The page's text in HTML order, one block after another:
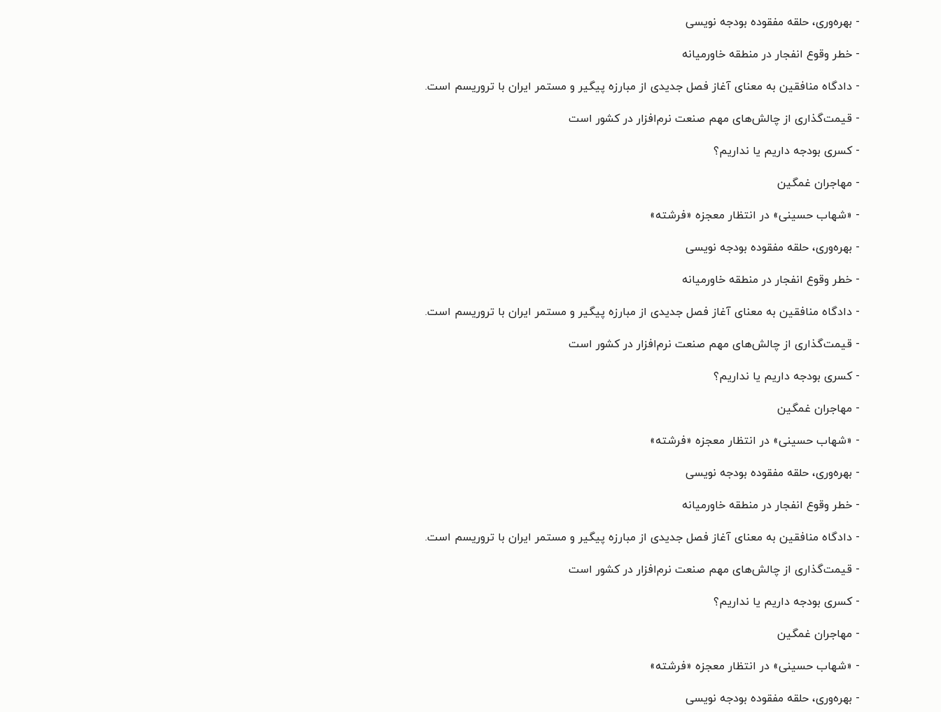
- بهره‌وری، حلقه مفقوده بودجه نویسی
- خطر وقوع انفجار در منطقه خاورمیانه
- دادگاه منافقین به معنای آغاز فصل جدیدی از مبارزه پیگیر و مستمر ایران با تروریسم است.
- قیمت‌گذاری از چالش‌های مهم صنعت نرم‌افزار در کشور است
- کسری بودجه داریم یا نداریم؟
- مهاجران غمگین
- «شهاب حسینی» در انتظار معجزه «فرشته»
- بهره‌وری، حلقه مفقوده بودجه نویسی
- خطر وقوع انفجار در منطقه خاورمیانه
- دادگاه منافقین به معنای آغاز فصل جدیدی از مبارزه پیگیر و مستمر ایران با تروریسم است.
- قیمت‌گذاری از چالش‌های مهم صنعت نرم‌افزار در کشور است
- کسری بودجه داریم یا نداریم؟
- مهاجران غمگین
- «شهاب حسینی» در انتظار معجزه «فرشته»
- بهره‌وری، حلقه مفقوده بودجه نویسی
- خطر وقوع انفجار در منطقه خاورمیانه
- دادگاه منافقین به معنای آغاز فصل جدیدی از مبارزه پیگیر و مستمر ایران با تروریسم است.
- قیمت‌گذاری از چالش‌های مهم صنعت نرم‌افزار در کشور است
- کسری بودجه داریم یا نداریم؟
- مهاجران غمگین
- «شهاب حسینی» در انتظار معجزه «فرشته»
- بهره‌وری، حلقه مفقوده بودجه نویسی